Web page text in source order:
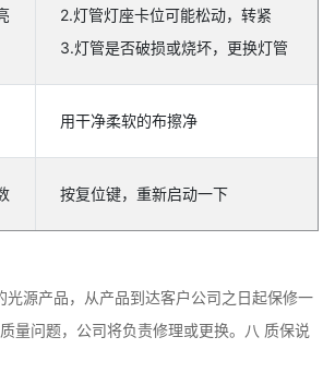
2.灯管灯座卡位可能松动，转紧
3.灯管是否破损或烧坏，更换灯管
用干净柔软的布擦净
按复位键，重新启动一下
光源产品，从产品到达客户公司之日起保修一
量问题，公司将负责修理或更换。八 质保说